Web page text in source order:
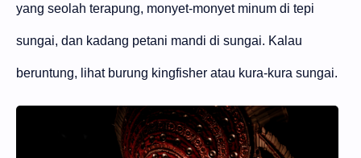
yang seolah terapung, monyet-monyet minum di tepi
sungai, dan kadang petani mandi di sungai. Kalau
beruntung, lihat burung kingfisher atau kura-kura sungai.